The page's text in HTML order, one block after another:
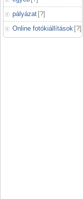
pályázat [?]
Online fotókiállítások [?]